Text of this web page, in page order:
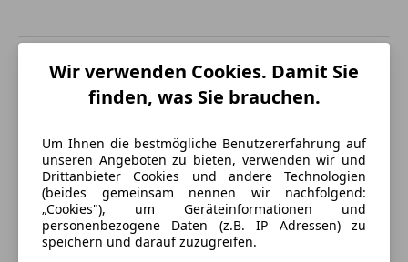
Energieverbrauch
Schadstoffklasse
Euro 6
Kraftstoff
Benzin
CO₂-Emissionen
150 g/km (komb.)
Ausstattung
Wir verwenden Cookies. Damit Sie
finden, was Sie brauchen.
Um Ihnen die bestmögliche Benutzererfahrung auf
unseren Angeboten zu bieten, verwenden wir und
Drittanbieter Cookies und andere Technologien
(beides gemeinsam nennen wir nachfolgend:
„Cookies"), um Geräteinformationen und
personenbezogene Daten (z.B. IP Adressen) zu
speichern und darauf zuzugreifen.